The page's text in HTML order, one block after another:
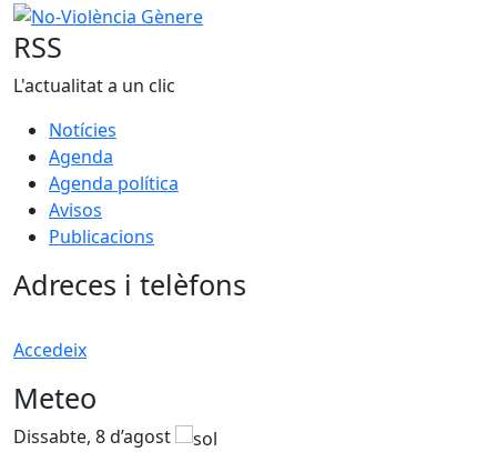
No-Violència Gènere
RSS
L'actualitat a un clic
Notícies
Agenda
Agenda política
Avisos
Publicacions
Adreces i telèfons
Accedeix
Meteo
Dissabte, 8 d’agost